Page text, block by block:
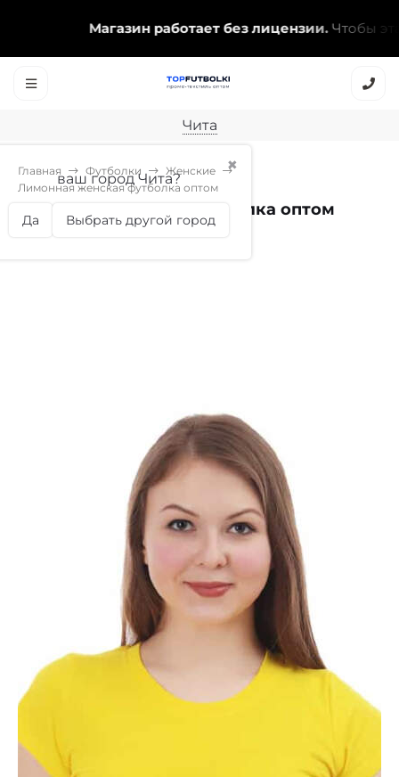
Магазин работает без лицензии.Чтобы эта
Чита
✖
ваш город Чита?
Да Выбрать другой город
Главная Футболки
Женские
Лимонная женская футболка оптом
Лимонная женская футболка оптом